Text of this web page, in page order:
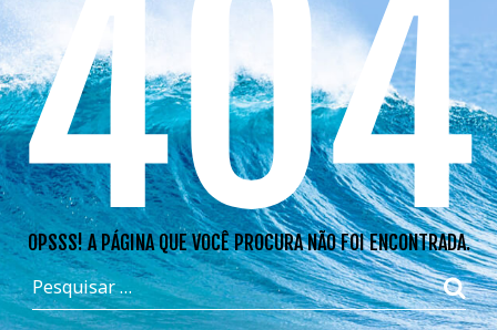
404
OPSSS! A PÁGINA QUE VOCÊ PROCURA NÃO FOI ENCONTRADA.